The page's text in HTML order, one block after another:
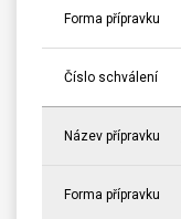
Forma přípravku
Číslo schválení
Název přípravku
Forma přípravku